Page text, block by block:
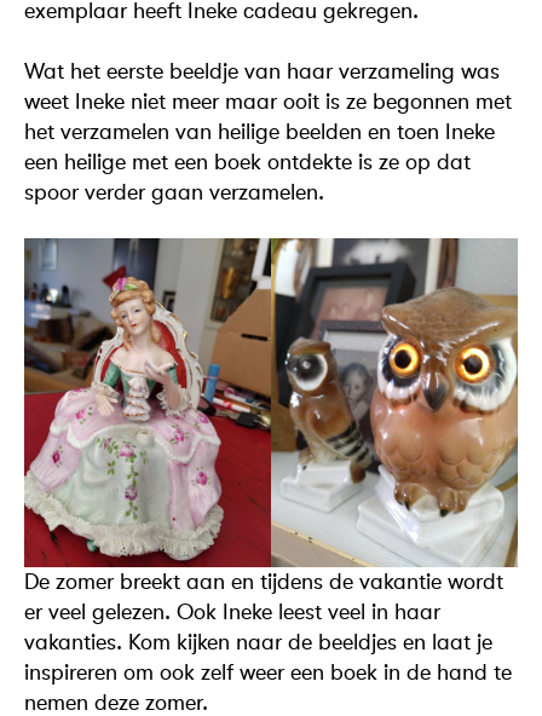
exemplaar heeft Ineke cadeau gekregen.
Wat het eerste beeldje van haar verzameling was
weet Ineke niet meer maar ooit is ze begonnen met
het verzamelen van heilige beelden en toen Ineke
een heilige met een boek ontdekte is ze op dat
spoor verder gaan verzamelen.
De zomer breekt aan en tijdens de vakantie wordt
er veel gelezen. Ook Ineke leest veel in haar
vakanties. Kom kijken naar de beeldjes en laat je
inspireren om ook zelf weer een boek in de hand te
nemen deze zomer.